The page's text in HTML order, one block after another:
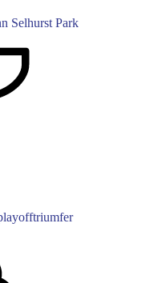
Selhurst Park